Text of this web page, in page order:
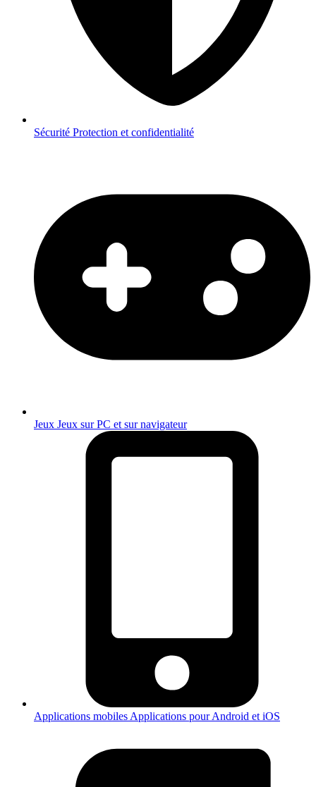
Sécurité Protection et confidentialité
Jeux Jeux sur PC et sur navigateur
Applications mobiles Applications pour Android et iOS